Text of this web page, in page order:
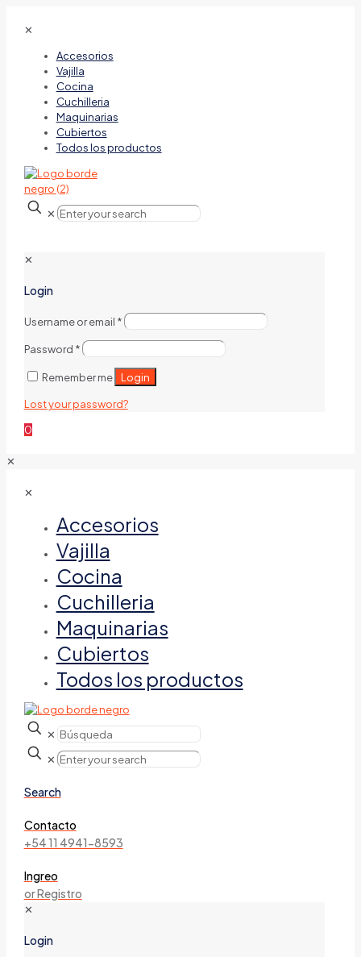
✕
Accesorios
Vajilla
Cocina
Cuchilleria
Maquinarias
Cubiertos
Todos los productos
✕
✕
Login
Username or email *
Password *
Remember me Login
Lost your password?
0
✕
✕
Accesorios
Vajilla
Cocina
Cuchilleria
Maquinarias
Cubiertos
Todos los productos
✕
✕
Search
Contacto
+54 11 4941-8593
Ingreo
or Registro
✕
Login